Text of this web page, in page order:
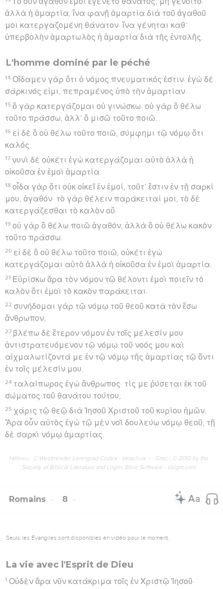
ἀλλὰ ἡ ἁμαρτία, ἵνα φανῇ ἁμαρτία διὰ τοῦ ἀγαθοῦ
μοι κατεργαζομένη θάνατον· ἵνα γένηται καθ’
ὑπερβολὴν ἁμαρτωλὸς ἡ ἁμαρτία διὰ τῆς ἐντολῆς.
L'homme dominé par le péché
14 Οἴδαμεν γὰρ ὅτι ὁ νόμος πνευματικός ἐστιν· ἐγὼ δὲ
σάρκινός εἰμι, πεπραμένος ὑπὸ τὴν ἁμαρτίαν.
15 ὃ γὰρ κατεργάζομαι οὐ γινώσκω· οὐ γὰρ ὃ θέλω
τοῦτο πράσσω, ἀλλ’ ὃ μισῶ τοῦτο ποιῶ.
16 εἰ δὲ ὃ οὐ θέλω τοῦτο ποιῶ, σύμφημι τῷ νόμῳ ὅτι
καλός.
17 νυνὶ δὲ οὐκέτι ἐγὼ κατεργάζομαι αὐτὸ ἀλλὰ ἡ
οἰκοῦσα ἐν ἐμοὶ ἁμαρτία.
18 οἶδα γὰρ ὅτι οὐκ οἰκεῖ ἐν ἐμοί, τοῦτ’ ἔστιν ἐν τῇ σαρκί
μου, ἀγαθόν· τὸ γὰρ θέλειν παράκειταί μοι, τὸ δὲ
κατεργάζεσθαι τὸ καλὸν οὔ·
19 οὐ γὰρ ὃ θέλω ποιῶ ἀγαθόν, ἀλλὰ ὃ οὐ θέλω κακὸν
τοῦτο πράσσω.
20 εἰ δὲ ὃ οὐ θέλω τοῦτο ποιῶ, οὐκέτι ἐγὼ
κατεργάζομαι αὐτὸ ἀλλὰ ἡ οἰκοῦσα ἐν ἐμοὶ ἁμαρτία.
21 Εὑρίσκω ἄρα τὸν νόμον τῷ θέλοντι ἐμοὶ ποιεῖν τὸ
καλὸν ὅτι ἐμοὶ τὸ κακὸν παράκειται·
22 συνήδομαι γὰρ τῷ νόμῳ τοῦ θεοῦ κατὰ τὸν ἔσω
ἄνθρωπον,
23 βλέπω δὲ ἕτερον νόμον ἐν τοῖς μέλεσίν μου
ἀντιστρατευόμενον τῷ νόμῳ τοῦ νοός μου καὶ
αἰχμαλωτίζοντά με ἐν τῷ νόμῳ τῆς ἁμαρτίας τῷ ὄντι
ἐν τοῖς μέλεσίν μου.
24 ταλαίπωρος ἐγὼ ἄνθρωπος· τίς με ῥύσεται ἐκ τοῦ
σώματος τοῦ θανάτου τούτου;
25 χάρις τῷ θεῷ διὰ Ἰησοῦ Χριστοῦ τοῦ κυρίου ἡμῶν.
Ἄρα οὖν αὐτὸς ἐγὼ τῷ μὲν νοῒ δουλεύω νόμῳ θεοῦ, τῇ
δὲ σαρκὶ νόμῳ ἁμαρτίας.
Hébreu : © Westminster Leningrad Codex - tanach.us --- Grec : © 2010 by the
Society of Biblical Literature and Logos Bible Software - sblgnt.com
Romains 8
Seuls les Évangiles sont disponibles en vidéo pour le moment.
La vie avec l'Esprit de Dieu
1 Οὐδὲν ἄρα νῦν κατάκριμα τοῖς ἐν Χριστῷ Ἰησοῦ·